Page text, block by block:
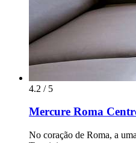
4.2 / 5
Mercure Roma
No coração de Roma, a